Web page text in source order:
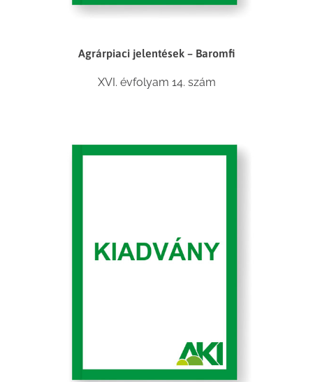
Agrárpiaci jelentések – Baromfi
XVI. évfolyam 14. szám